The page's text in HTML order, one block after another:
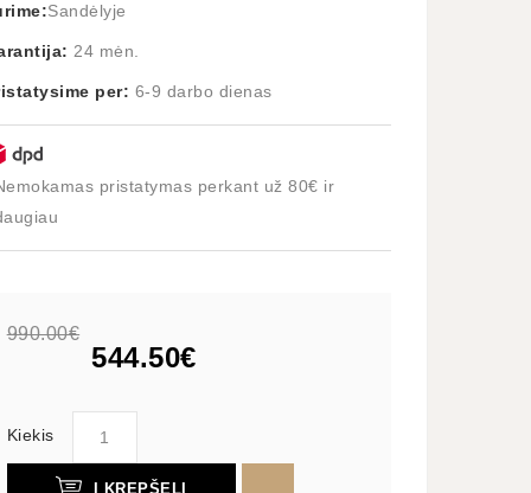
Sandėlyje
24 mėn.
per: 6-9 darbo dienas
pristatymas perkant už 80€ ir
990.00€
544.50€
Kiekis
Į KREPŠELĮ